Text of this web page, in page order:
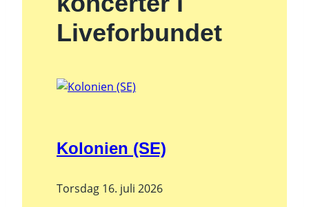
Liveforbundet
Kolonien (SE)
Torsdag 16. juli 2026